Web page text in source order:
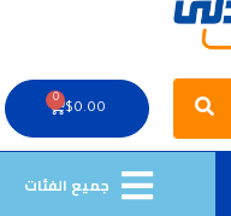
Search
$0.00
0
Cart
جميع الفئات